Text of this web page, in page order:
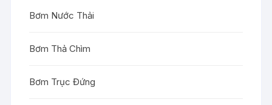
Bơm Nước Thải
Bơm Thả Chìm
Bơm Trục Đứng